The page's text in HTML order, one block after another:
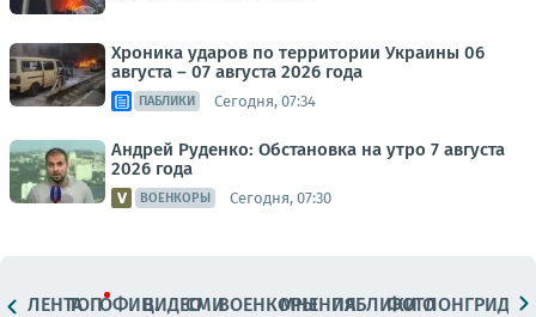
Хроника ударов по территории Украины 06
августа – 07 августа 2026 года
ПАБЛИКИ Сегодня, 07:34
Андрей Руденко: Обстановка на утро 7 августа
2026 года
ВОЕНКОРЫ Сегодня, 07:30
ЛЕНТАТОПОФИЦ.ВИДЕОСМИВОЕНКОРЫМНЕНИЯПАБЛИКИ
ФОТОЛОНГРИДЫ